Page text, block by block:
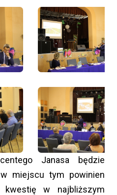
Janasa będzie
miejscu tym powinien
kwestię w najbliższym